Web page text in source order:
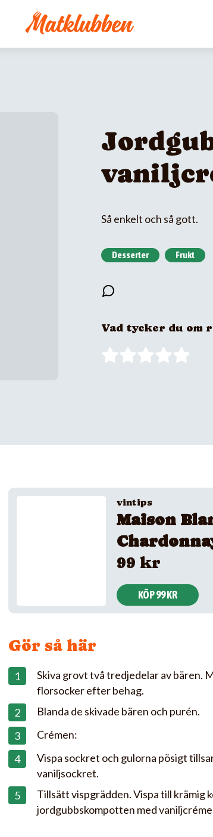
Så enkelt och så gott.
Desserter Frukt
Vad tycker du om
vintips
Maison
99 kr
KÖP 99 KR
Gör så här
Skiva grovt två tredjedelar av bären.
florsocker efter behag.
Blanda de skivade bären och purén.
Crémen:
Vispa sockret och gulorna pösigt
vaniljsockret.
Tillsätt vispgrädden. Vispa till krämig
jordgubbskompotten med